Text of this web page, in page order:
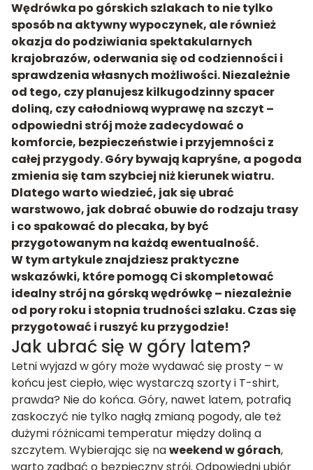
Wędrówka po górskich szlakach to nie tylko
sposób na aktywny wypoczynek, ale również
okazja do podziwiania spektakularnych
krajobrazów, oderwania się od codzienności i
sprawdzenia własnych możliwości. Niezależnie
od tego, czy planujesz kilkugodzinny spacer
doliną, czy całodniową wyprawę na szczyt –
odpowiedni strój może zadecydować o
komforcie, bezpieczeństwie i przyjemności z
całej przygody. Góry bywają kapryśne, a pogoda
zmienia się tam szybciej niż kierunek wiatru.
Dlatego warto wiedzieć, jak się ubrać
warstwowo, jak dobrać obuwie do rodzaju trasy
i co spakować do plecaka, by być
przygotowanym na każdą ewentualność.
W tym artykule znajdziesz praktyczne
wskazówki, które pomogą Ci skompletować
idealny strój na górską wędrówkę – niezależnie
od pory roku i stopnia trudności szlaku. Czas się
przygotować i ruszyć ku przygodzie!
Jak ubrać się w góry latem?
Letni wyjazd w góry może wydawać się prosty – w
końcu jest ciepło, więc wystarczą szorty i T-shirt,
prawda? Nie do końca. Góry, nawet latem, potrafią
zaskoczyć nie tylko nagłą zmianą pogody, ale też
dużymi różnicami temperatur między doliną a
szczytem. Wybierając się naweekend w górach,